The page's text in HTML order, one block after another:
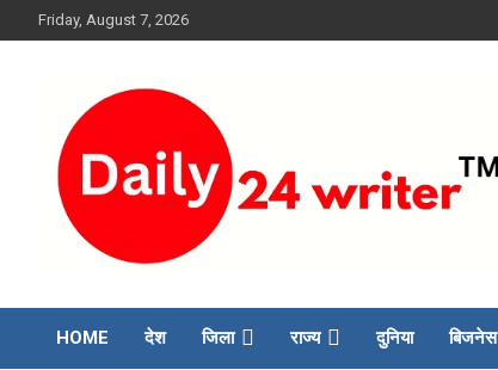
to
Friday, August 7, 2026
HOME देश जिला राज्य दुनिया बिजनेस